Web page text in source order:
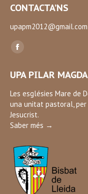
CONTACTA’NS
upapm2012@gmail.com
Find us on:
Facebook
opens
in
new
window
UPA PILAR
Les esglésies Mare de
una unitat pastoral,
Jesucrist.
Saber més →